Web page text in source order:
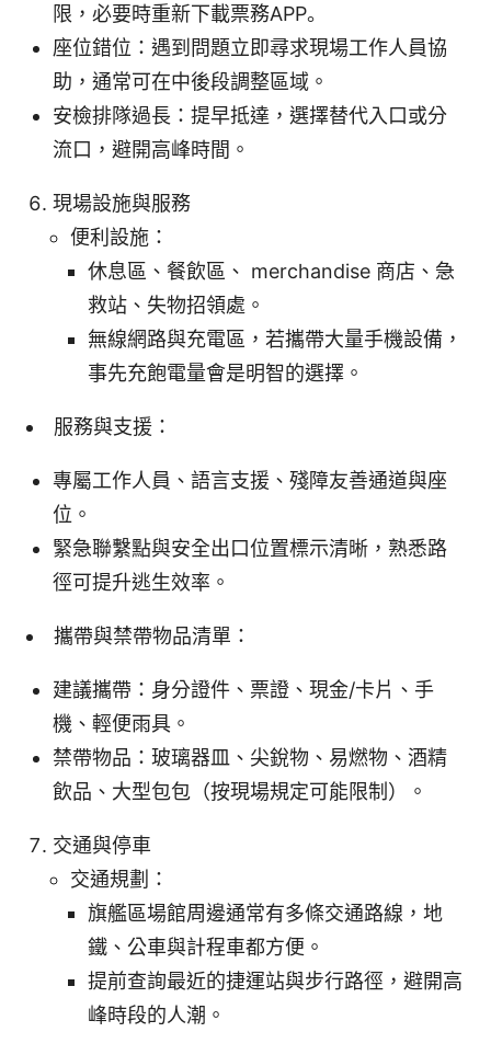
限，必要時重新下載票務APP。
座位錯位：遇到問題立即尋求現場工作人員協
助，通常可在中後段調整區域。
安檢排隊過長：提早抵達，選擇替代入口或分
流口，避開高峰時間。
現場設施與服務
便利設施：
休息區、餐飲區、 merchandise 商店、急
救站、失物招領處。
無線網路與充電區，若攜帶大量手機設備，
事先充飽電量會是明智的選擇。
服務與支援：
專屬工作人員、語言支援、殘障友善通道與座
位。
緊急聯繫點與安全出口位置標示清晰，熟悉路
徑可提升逃生效率。
攜帶與禁帶物品清單：
建議攜帶：身分證件、票證、現金/卡片、手
機、輕便雨具。
禁帶物品：玻璃器皿、尖銳物、易燃物、酒精
飲品、大型包包（按現場規定可能限制）。
交通與停車
交通規劃：
旗艦區場館周邊通常有多條交通路線，地
鐵、公車與計程車都方便。
提前查詢最近的捷運站與步行路徑，避開高
峰時段的人潮。